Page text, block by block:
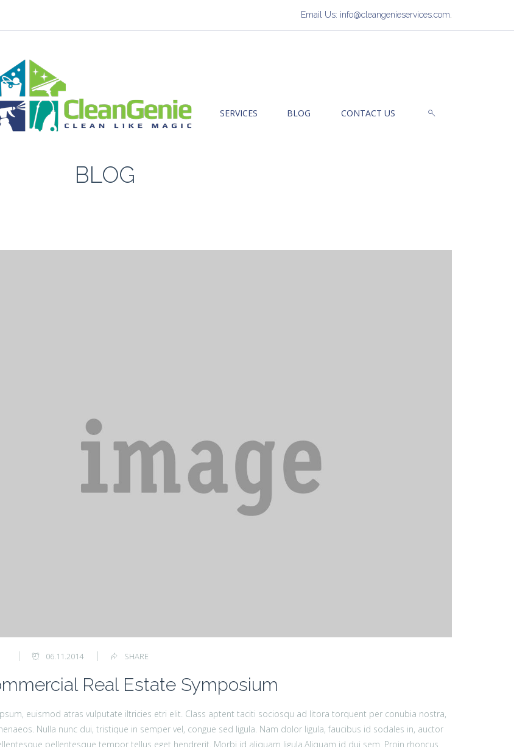
Email Us: info@cleangenieservices.com
SERVICES BLOG CONTACT US
BLOG
06.11.2014 SHARE
Real Estate Symposium
euismod atras vulputate iltricies etri elit. Class aptent taciti sociosqu ad litora torquent per conubia nostra,
Nulla nunc dui, tristique in semper vel, congue sed ligula. Nam dolor ligula, faucibus id sodales in, auctor
pellentesque tempor tellus eget hendrerit. Morbi id aliquam ligula. Aliquam id dui sem. Proin rhoncus